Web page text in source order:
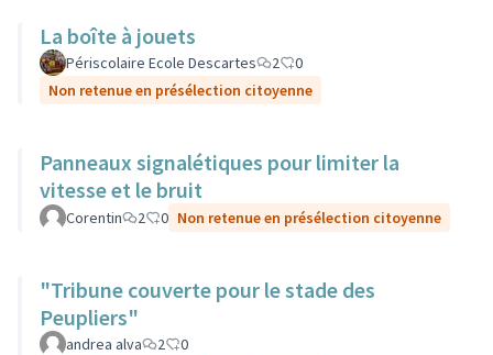
La boîte à jouets
Périscolaire Ecole Descartes 2
0
Non retenue en présélection citoyenne
Panneaux signalétiques pour limiter la
vitesse et le bruit
Corentin 2 0 Non retenue en présélection citoyenne
"Tribune couverte pour le stade des
Peupliers"
andrea alva 2
0